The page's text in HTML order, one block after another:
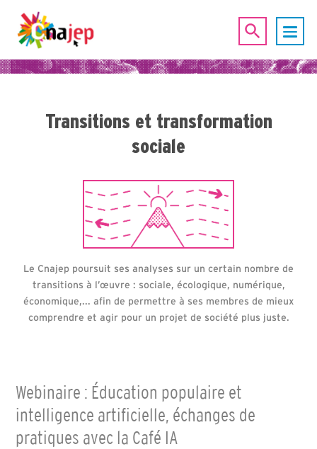
Transitions et transformation
sociale
Le Cnajep poursuit ses analyses sur un certain nombre de
transitions à l’œuvre : sociale, écologique, numérique,
économique,... afin de permettre à ses membres de mieux
comprendre et agir pour un projet de société plus juste.
Webinaire : Éducation populaire et
intelligence artificielle, échanges de
pratiques avec la Café IA